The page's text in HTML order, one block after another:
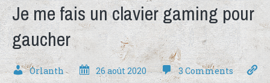
Je me fais un clavier gaming pour
gaucher
Orlanth 26 août 2020 3 Comments